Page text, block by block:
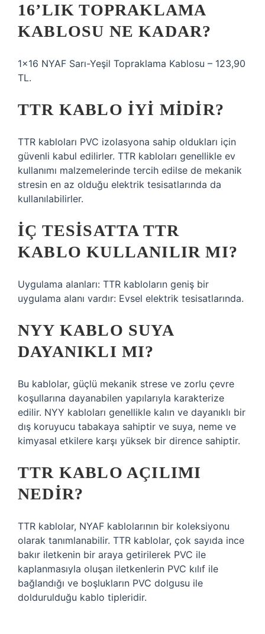
16’LIK TOPRAKLAMA
KABLOSU NE KADAR?
1×16 NYAF Sarı-Yeşil Topraklama Kablosu – 123,90
TL.
TTR KABLO IYI MIDIR?
TTR kabloları PVC izolasyona sahip oldukları için
güvenli kabul edilirler. TTR kabloları genellikle ev
kullanımı malzemelerinde tercih edilse de mekanik
stresin en az olduğu elektrik tesisatlarında da
kullanılabilirler.
İÇ TESISATTA TTR
KABLO KULLANILIR MI?
Uygulama alanları: TTR kabloların geniş bir
uygulama alanı vardır: Evsel elektrik tesisatlarında.
NYY KABLO SUYA
DAYANIKLI MI?
Bu kablolar, güçlü mekanik strese ve zorlu çevre
koşullarına dayanabilen yapılarıyla karakterize
edilir. NYY kabloları genellikle kalın ve dayanıklı bir
dış koruyucu tabakaya sahiptir ve suya, neme ve
kimyasal etkilere karşı yüksek bir dirence sahiptir.
TTR KABLO AÇILIMI
NEDIR?
TTR kablolar, NYAF kablolarının bir koleksiyonu
olarak tanımlanabilir. TTR kablolar, çok sayıda ince
bakır iletkenin bir araya getirilerek PVC ile
kaplanmasıyla oluşan iletkenlerin PVC kılıf ile
bağlandığı ve boşlukların PVC dolgusu ile
doldurulduğu kablo tipleridir.